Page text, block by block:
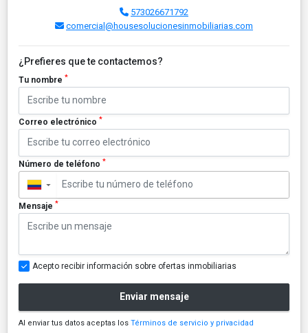
573026671792
comercial@housesolucionesinmobiliarias.com
¿Prefieres que te contactemos?
Tu nombre *
Correo electrónico *
Número de teléfono *
▼
Mensaje *
Acepto recibir información sobre ofertas inmobiliarias
Enviar mensaje
Al enviar tus datos aceptas los Términos de servicio y privacidad